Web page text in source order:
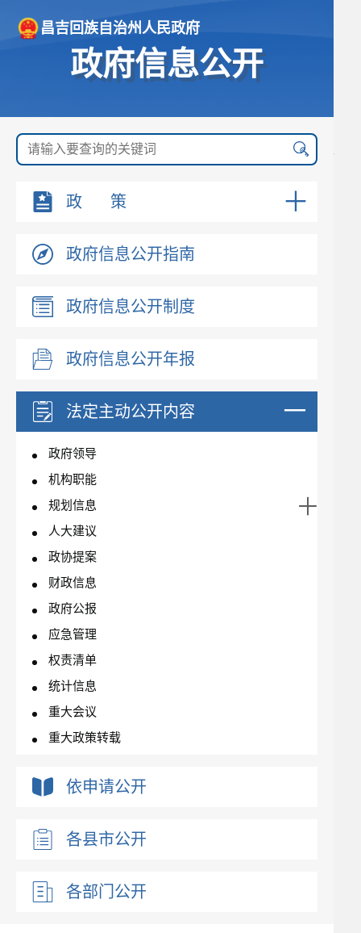
昌吉回族自治州人民政府
政府信息公开
政 策
政府信息公开指南
政府信息公开制度
政府信息公开年报
法定主动公开内容
政府领导
机构职能
规划信息
人大建议
政协提案
财政信息
政府公报
应急管理
权责清单
统计信息
重大会议
重大政策转载
新闻发布会
优化营商环境
涉企收费
依申请公开
各县市公开
各部门公开